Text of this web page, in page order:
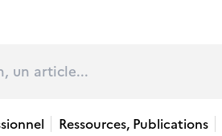
Ressources, Publications